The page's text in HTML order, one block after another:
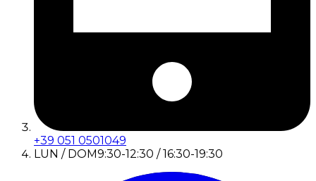
+39 051 0501049
LUN / DOM9:30-12:30 / 16:30-19:30